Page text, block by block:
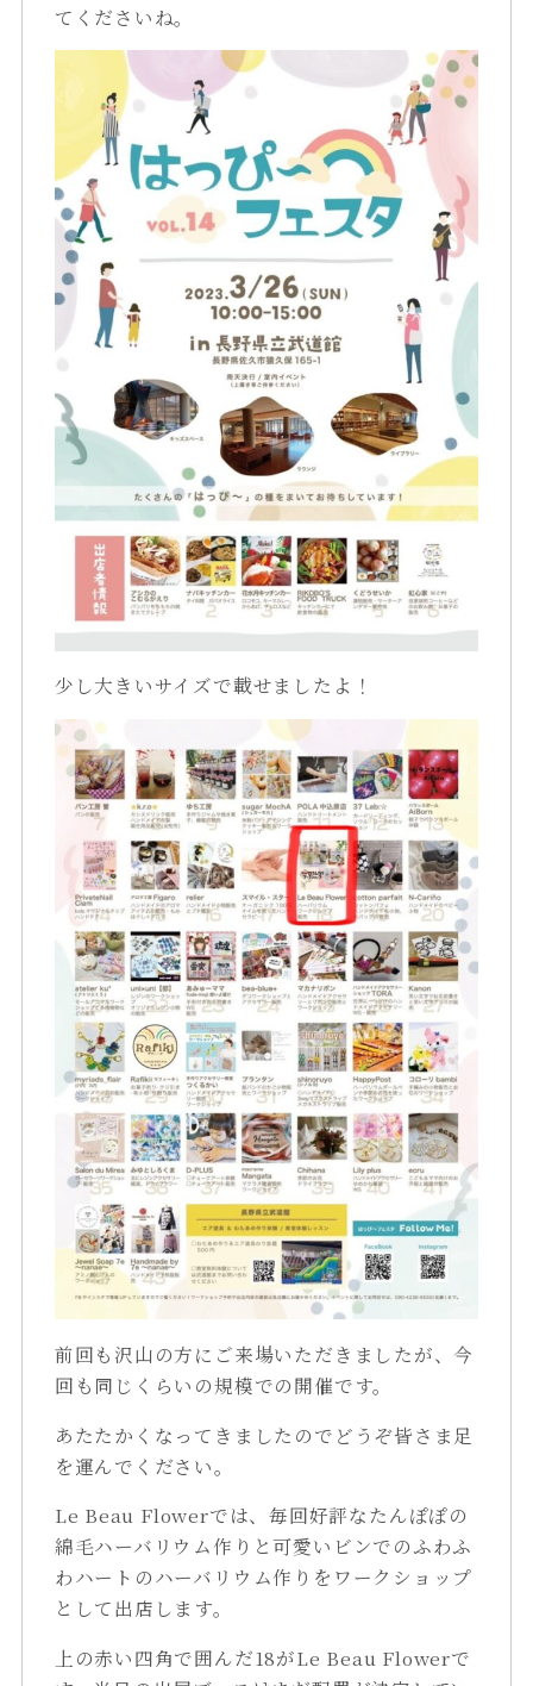
てくださいね。
少し大きいサイズで載せましたよ！
前回も沢山の方にご来場いただきましたが、今
回も同じくらいの規模での開催です。
あたたかくなってきましたのでどうぞ皆さま足
を運んでください。
Le Beau Flowerでは、毎回好評なたんぽぽの
綿毛ハーバリウム作りと可愛いビンでのふわふ
わハートのハーバリウム作りをワークショップ
として出店します。
上の赤い四角で囲んだ18がLe Beau Flowerで